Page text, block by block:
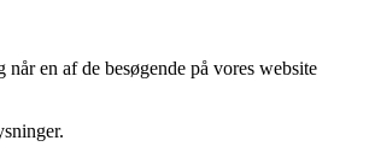
en af de besøgende på vores website